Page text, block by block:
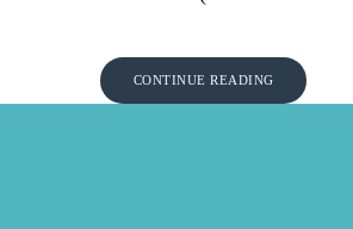
CONTINUE READING